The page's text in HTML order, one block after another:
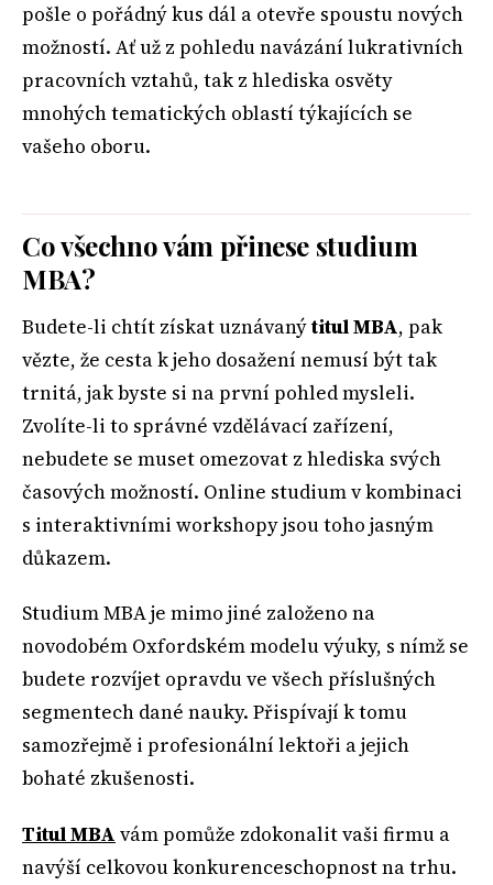
pošle o pořádný kus dál a otevře spoustu nových
možností. Ať už z pohledu navázání lukrativních
pracovních vztahů, tak z hlediska osvěty
mnohých tematických oblastí týkajících se
vašeho oboru.
Co všechno vám přinese studium
MBA?
Budete-li chtít získat uznávanýtitul MBA, pak
vězte, že cesta k jeho dosažení nemusí být tak
trnitá, jak byste si na první pohled mysleli.
Zvolíte-li to správné vzdělávací zařízení,
nebudete se muset omezovat z hlediska svých
časových možností. Online studium v kombinaci
s interaktivními workshopy jsou toho jasným
důkazem.
Studium MBA je mimo jiné založeno na
novodobém Oxfordském modelu výuky, s nímž se
budete rozvíjet opravdu ve všech příslušných
segmentech dané nauky. Přispívají k tomu
samozřejmě i profesionální lektoři a jejich
bohaté zkušenosti.
Titul MBA vám pomůže zdokonalit vaši firmu a
navýší celkovou konkurenceschopnost na trhu.